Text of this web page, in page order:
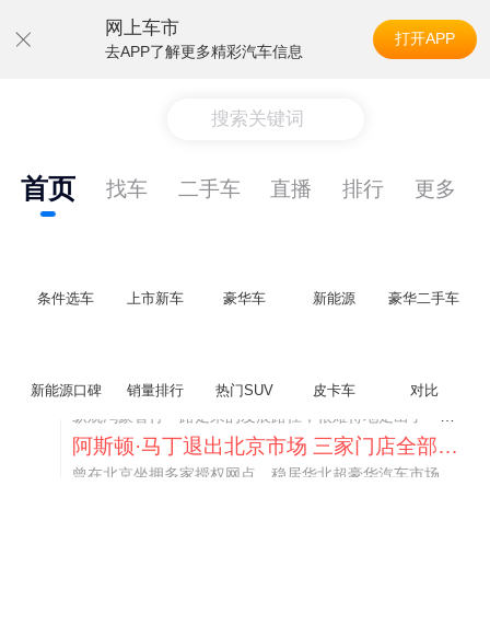
网上车市
去APP了解更多精彩汽车信息
打开APP
搜索关键词
首页 找车 二手车 直播 排行 更多
条件选车 上市新车 豪华车 新能源 豪华二手车
新能源口碑 销量排行 热门SUV 皮卡车 对比